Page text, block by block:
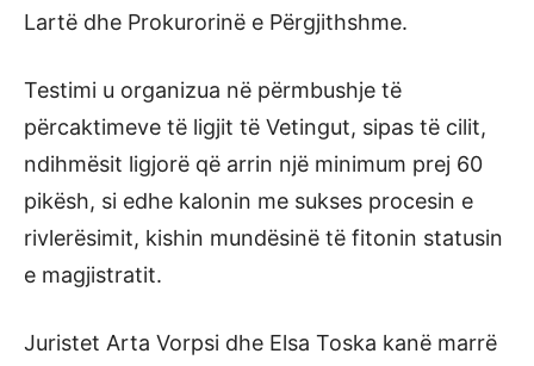
Lartë dhe Prokurorinë e Përgjithshme.
Testimi u organizua në përmbushje të
përcaktimeve të ligjit të Vetingut, sipas të cilit,
ndihmësit ligjorë që arrin një minimum prej 60
pikësh, si edhe kalonin me sukses procesin e
rivlerësimit, kishin mundësinë të fitonin statusin
e magjistratit.
Juristet Arta Vorpsi dhe Elsa Toska kanë marrë